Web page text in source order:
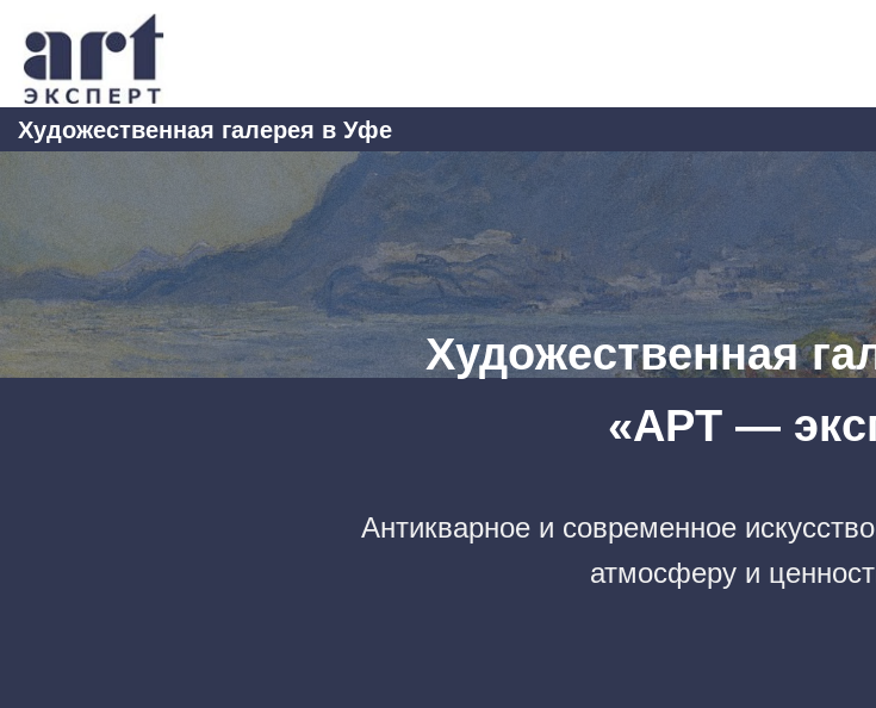
content
Художественная галерея в Уфе
Художественная
«АРТ —
Антикварное и современное
атмосферу и